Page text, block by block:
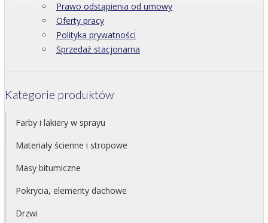
Prawo odstąpienia od umowy
Oferty pracy
Polityka prywatności
Sprzedaż stacjonarna
Kategorie produktów
Farby i lakiery w sprayu
Materiały ścienne i stropowe
Masy bitumiczne
Pokrycia, elementy dachowe
Drzwi